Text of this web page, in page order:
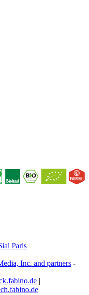
Inc. and partners -
|